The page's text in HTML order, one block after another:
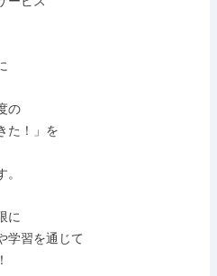
の
た！」を
に
学習を通じて